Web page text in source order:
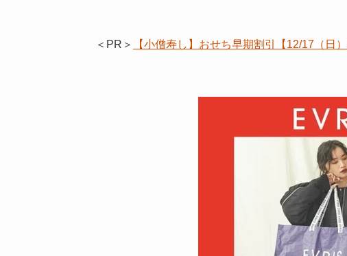
＜PR＞ 【小僧寿し】おせち早期割引【12/17（日